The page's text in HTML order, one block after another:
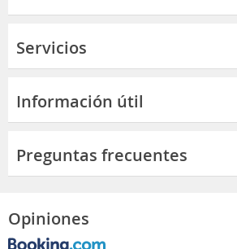
Servicios
Información útil
Preguntas frecuentes
Opiniones